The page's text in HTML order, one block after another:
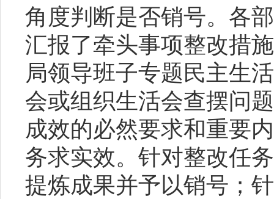
角度判断是否销号。各
汇报了牵头事项整改措
局领导班子专题民主生
会或组织生活会查摆问
成效的必然要求和重要
务求实效。针对整改任
提炼成果并予以销号；